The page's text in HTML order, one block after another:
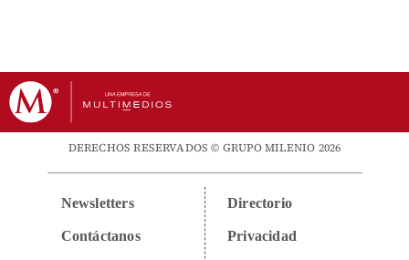
DERECHOS RESERVADOS © GRUPO MILENIO 2026
Newsletters
Contáctanos
Directorio
Privacidad